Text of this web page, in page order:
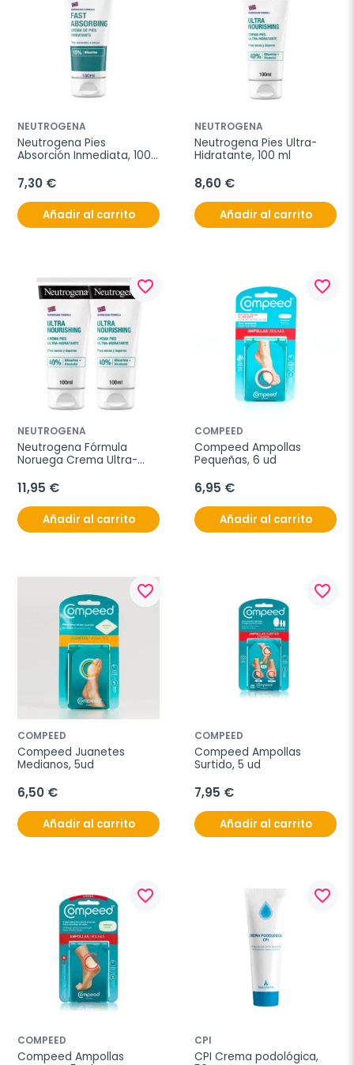
NEUTROGENA
Neutrogena Pies
Absorción Inmediata, 100
7,30 €
Añadir al carrito
NEUTROGENA
Neutrogena Pies Ultra-
Hidratante, 100 ml
8,60 €
Añadir al carrito
favorite_border
NEUTROGENA
Neutrogena Fórmula
Noruega Crema Ultra-
Duplo, 2x100 ml
11,95 €
Añadir al carrito
favorite_border
COMPEED
Compeed Ampollas
Pequeñas, 6 ud
6,95 €
Añadir al carrito
favorite_border
COMPEED
Compeed Juanetes
Medianos, 5ud
6,50 €
Añadir al carrito
favorite_border
COMPEED
Compeed Ampollas
Surtido, 5 ud
7,95 €
Añadir al carrito
favorite_border
COMPEED
Compeed Ampollas
favorite_border
CPI
CPI Crema podológica,